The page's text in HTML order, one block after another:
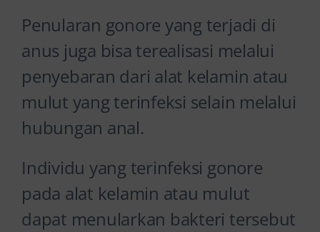
Penularan gonore yang terjadi di
anus juga bisa terealisasi melalui
penyebaran dari alat kelamin atau
mulut yang terinfeksi selain melalui
hubungan anal.
Individu yang terinfeksi gonore
pada alat kelamin atau mulut
dapat menularkan bakteri tersebut